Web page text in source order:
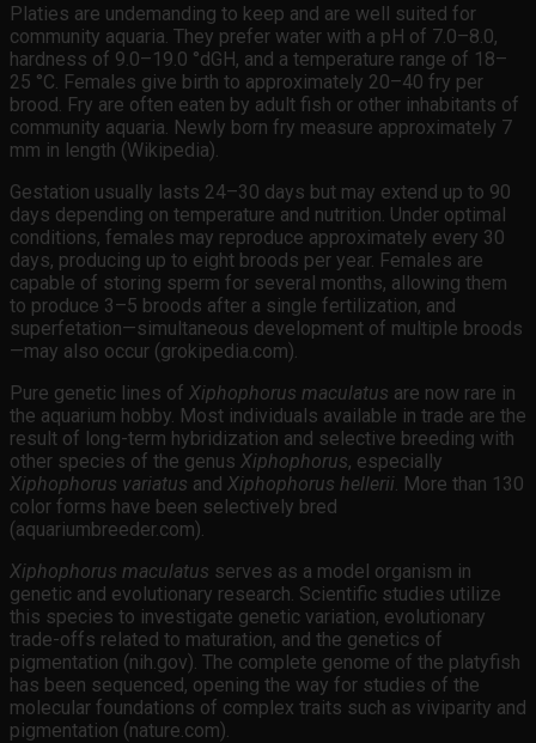
Platies are undemanding to keep and are well suited for
community aquaria. They prefer water with a pH of 7.0–8.0,
hardness of 9.0–19.0 °dGH, and a temperature range of 18–
25 °C. Females give birth to approximately 20–40 fry per
brood. Fry are often eaten by adult fish or other inhabitants of
community aquaria. Newly born fry measure approximately 7
mm in length (Wikipedia).
Gestation usually lasts 24–30 days but may extend up to 90
days depending on temperature and nutrition. Under optimal
conditions, females may reproduce approximately every 30
days, producing up to eight broods per year. Females are
capable of storing sperm for several months, allowing them
to produce 3–5 broods after a single fertilization, and
superfetation—simultaneous development of multiple broods
—may also occur (grokipedia.com).
Pure genetic lines of Xiphophorus maculatus are now rare in
the aquarium hobby. Most individuals available in trade are the
result of long-term hybridization and selective breeding with
other species of the genus Xiphophorus, especially
Xiphophorus variatus and Xiphophorus hellerii. More than 130
color forms have been selectively bred
(aquariumbreeder.com).
Xiphophorus maculatus serves as a model organism in
genetic and evolutionary research. Scientific studies utilize
this species to investigate genetic variation, evolutionary
trade-offs related to maturation, and the genetics of
pigmentation (nih.gov). The complete genome of the platyfish
has been sequenced, opening the way for studies of the
molecular foundations of complex traits such as viviparity and
pigmentation (nature.com).